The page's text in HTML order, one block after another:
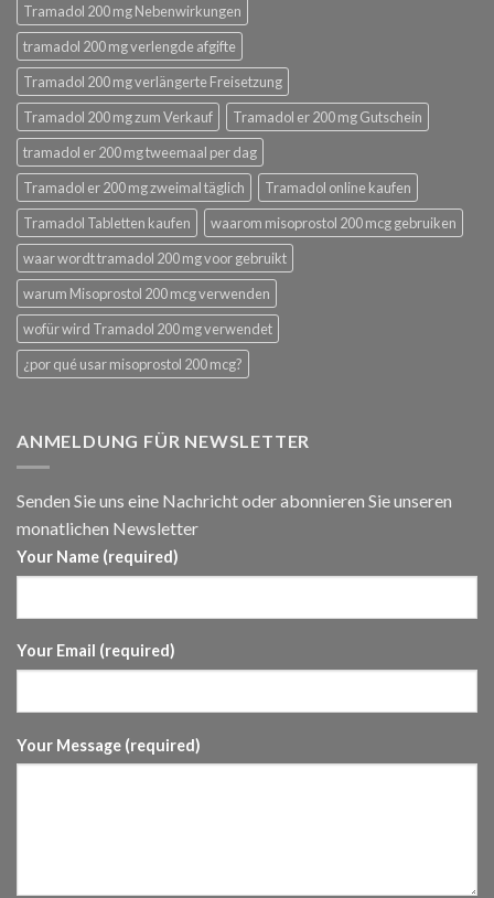
Tramadol 200 mg Nebenwirkungen
tramadol 200 mg verlengde afgifte
Tramadol 200 mg verlängerte Freisetzung
Tramadol 200 mg zum Verkauf
Tramadol er 200 mg Gutschein
tramadol er 200 mg tweemaal per dag
Tramadol er 200 mg zweimal täglich
Tramadol online kaufen
Tramadol Tabletten kaufen
waarom misoprostol 200 mcg gebruiken
waar wordt tramadol 200 mg voor gebruikt
warum Misoprostol 200 mcg verwenden
wofür wird Tramadol 200 mg verwendet
¿por qué usar misoprostol 200 mcg?
ANMELDUNG FÜR NEWSLETTER
Senden Sie uns eine Nachricht oder abonnieren Sie unseren
monatlichen Newsletter
Your Name (required)
Your Email (required)
Your Message (required)